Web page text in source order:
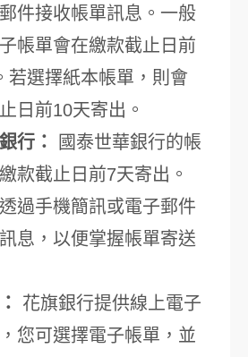
件接收帳單訊息。一般
帳單會在繳款截止日前
若選擇紙本帳單，則會
日前10天寄出。
行：
國泰世華銀行的帳
款截止日前7天寄出。
過手機簡訊或電子郵件
息，以便掌握帳單寄送
花旗銀行提供線上電子
您可選擇電子帳單，並